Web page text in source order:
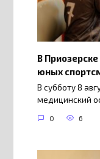
В
юных
В субботу 8
медицинский
0 6